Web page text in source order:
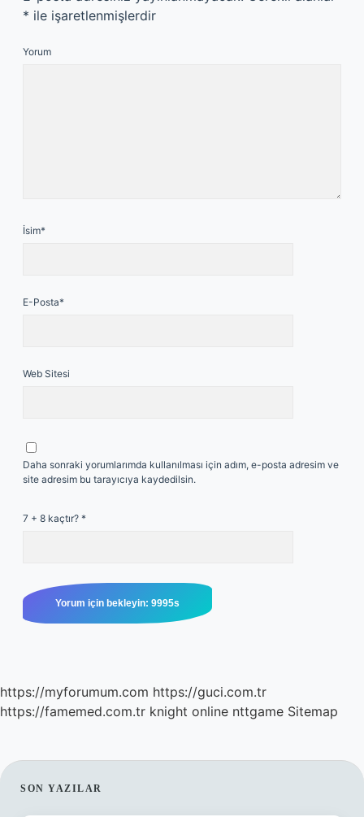
* ile işaretlenmişlerdir
Yorum
İsim*
E-Posta*
Web Sitesi
Daha sonraki yorumlarımda kullanılması için adım, e-posta adresim ve
site adresim bu tarayıcıya kaydedilsin.
7 + 8 kaçtır? *
https://myforumum.com https://guci.com.tr
https://famemed.com.tr knight online nttgame Sitemap
SIDEBAR
SON YAZILAR